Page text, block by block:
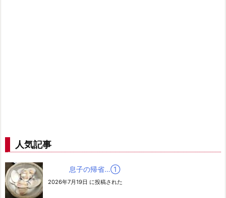
人気記事
息子の帰省…➀
2026年7月19日 に投稿された